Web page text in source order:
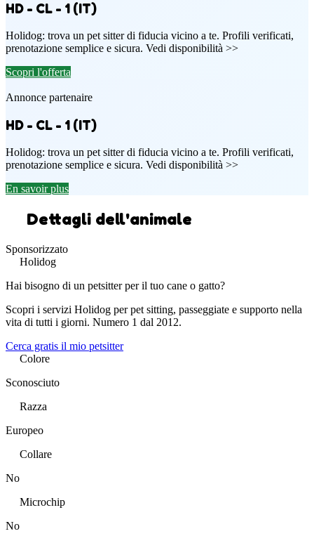
HD - CL - 1 (IT)
Holidog: trova un pet sitter di fiducia vicino a te. Profili verificati,
prenotazione semplice e sicura. Vedi disponibilità >>
Scopri l'offerta
Annonce partenaire
HD - CL - 1 (IT)
Holidog: trova un pet sitter di fiducia vicino a te. Profili verificati,
prenotazione semplice e sicura. Vedi disponibilità >>
En savoir plus
Dettagli dell'animale
Sponsorizzato
Holidog
Hai bisogno di un petsitter per il tuo cane o gatto?
Scopri i servizi Holidog per pet sitting, passeggiate e supporto nella
vita di tutti i giorni. Numero 1 dal 2012.
Cerca gratis il mio petsitter
Colore
Sconosciuto
Razza
Europeo
Collare
No
Microchip
No